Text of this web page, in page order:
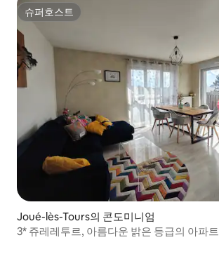
슈퍼호스트
슈퍼호스트
Joué-lès-Tours의 콘도미니엄
3* 쥬레레투르, 아름다운 밝은 등급의 아파트